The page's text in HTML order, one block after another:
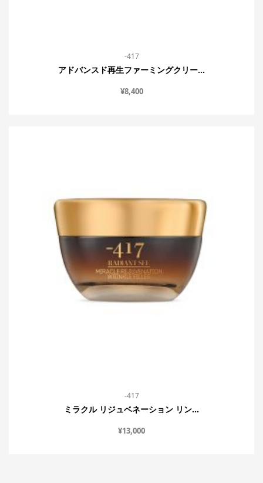
-417
アドバンスド再生ファーミングクリー...
¥8,400
-417
ミラクル リジュベネーション リン...
¥13,000